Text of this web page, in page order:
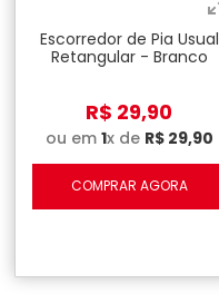
Escorredor de Pia Usual
Retangular - Branco
R$ 29,90
ou em 1x de R$ 29,90
COMPRAR AGORA